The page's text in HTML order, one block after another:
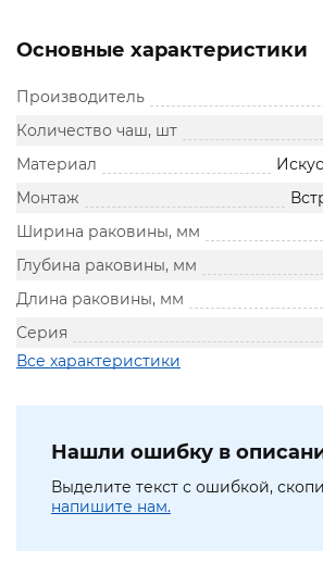
Основные характеристики
Производитель
Количество чаш, шт
Материал
Монтаж
Ширина раковины, мм
Глубина раковины, мм
Длина раковины, мм
Серия
Все характеристики
Нашли ошибку в
Выделите текст с ошибкой,
напишите нам.